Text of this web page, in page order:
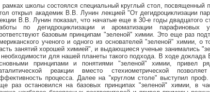
рамках школы состоялся специальный круглый стол, посвященный
открыл академик В.В. Лунин лекцией "От дегидроциклизации
В.В. Лунин показал, что начатые еще в 30-е годы двадцатого
по дегидроциклизации и ароматизации парафиновых
базовым принципам "зеленой" химии. Это еще раз
ученого и одного из основателей "зеленой" химии, о
занятий хорошей химией", и выдающиеся ученые занимались
для нашей планеты такого подхода. В ходе
принципами и понятиями "зеленой" химии, привел
реакции вместо стехиометрической
процесса. Далее на "круглом столе" выступил
раз остановился на базовых принципах "зеленой" химии, в